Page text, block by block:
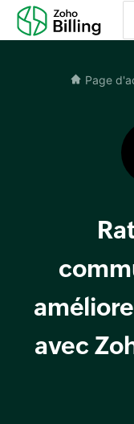
Page
avec